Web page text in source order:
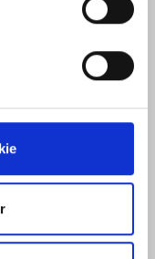
Kody SMS też
mogą zostać
tylko na jednym
– czyli e-maila.
do resetowania